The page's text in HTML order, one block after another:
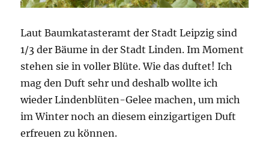
Laut Baumkatasteramt der Stadt Leipzig sind
1/3 der Bäume in der Stadt Linden. Im Moment
stehen sie in voller Blüte. Wie das duftet! Ich
mag den Duft sehr und deshalb wollte ich
wieder Lindenblüten-Gelee machen, um mich
im Winter noch an diesem einzigartigen Duft
erfreuen zu können.